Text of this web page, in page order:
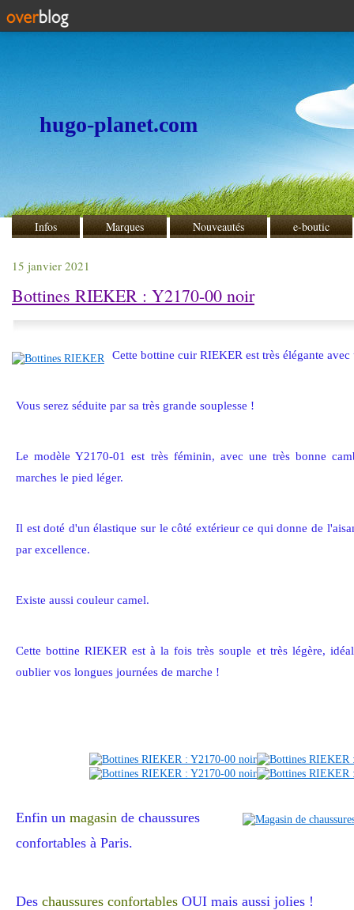
hugo-planet.com
Infos Marques Nouveautés e-boutic
15 janvier 2021
Bottines RIEKER : Y2170-00 noir
Cette bottine cuir RIEKER est très élégante
Vous serez séduite par sa très grande souplesse !
Le modèle Y2170-01 est très féminin, avec une très bonne
marches le pied léger.
Il est doté d'un élastique sur le côté extérieur ce qui donne de
par excellence.
Existe aussi couleur camel.
Cette bottine RIEKER est à la fois très souple et très légère,
oublier vos longues journées de marche !
Enfin un magasin de chaussures
confortables à Paris.
Des chaussures confortables OUI mais aussi jolies !